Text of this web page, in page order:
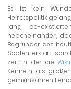
Es ist kein
Heiratspolitik
lang co-
nebeneinander,
Begründer des
Scoten erklärt,
Zeit, in der die
Kenneth als
gemeinsamen